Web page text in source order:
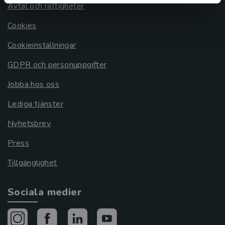
Avtal och rättigheter
Cookies
Cookieinställningar
GDPR och personuppgifter
Jobba hos oss
Lediga tjänster
Nyhetsbrev
Press
Tillgänglighet
Sociala medier